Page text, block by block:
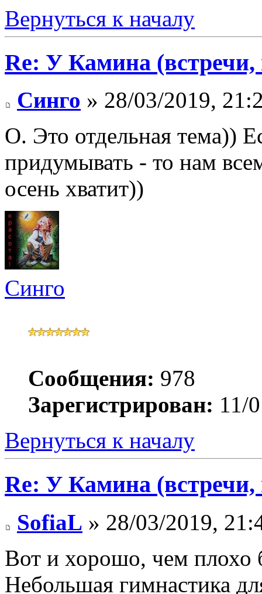
Вернуться к началу
Re: У Камина
Синго » 28/03/2019,
О. Это отдельная тема))
придумывать - то нам
осень хватит))
Синго
Сообщения: 978
Зарегистрирован: 11/
Вернуться к началу
Re: У Камина
SofiaL » 28/03/2019,
Вот и хорошо, чем плохо
Небольшая гимнастика